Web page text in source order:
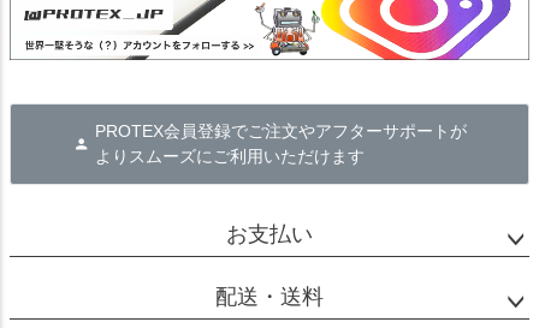
PROTEX会員登録でご注文やアフターサポートが
よりスムーズにご利用いただけます
お支払い
配送・送料